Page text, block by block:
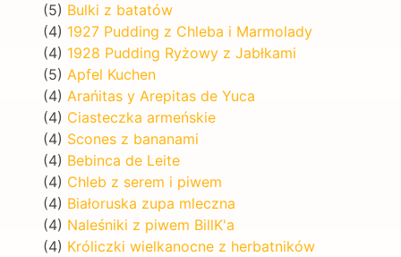
(5) Bulki z batatów
(4) 1927 Pudding z Chleba i Marmolady
(4) 1928 Pudding Ryżowy z Jabłkami
(5) Apfel Kuchen
(4) Arańitas y Arepitas de Yuca
(4) Ciasteczka armeńskie
(4) Scones z bananami
(4) Bebinca de Leite
(4) Chleb z serem i piwem
(4) Białoruska zupa mleczna
(4) Naleśniki z piwem BillK'a
(4) Króliczki wielkanocne z herbatników